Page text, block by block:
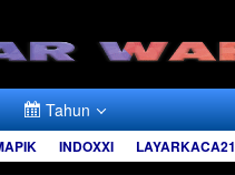
Tahun
INDOXXI LAYARKACA21